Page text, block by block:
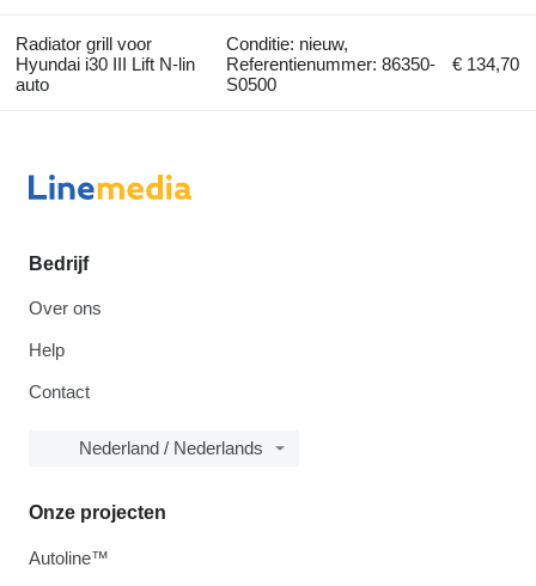
Radiator grill voor
Hyundai i30 III Lift N-lin
auto
Conditie: nieuw,
Referentienummer: 86350-
S0500
€ 134,70
Bedrijf
Over ons
Help
Contact
Nederland / Nederlands
Onze projecten
Autoline™